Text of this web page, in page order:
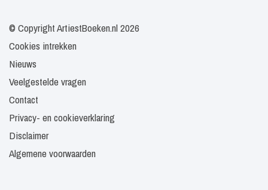
© Copyright ArtiestBoeken.nl 2026
Cookies intrekken
Nieuws
Veelgestelde vragen
Contact
Privacy- en cookieverklaring
Disclaimer
Algemene voorwaarden